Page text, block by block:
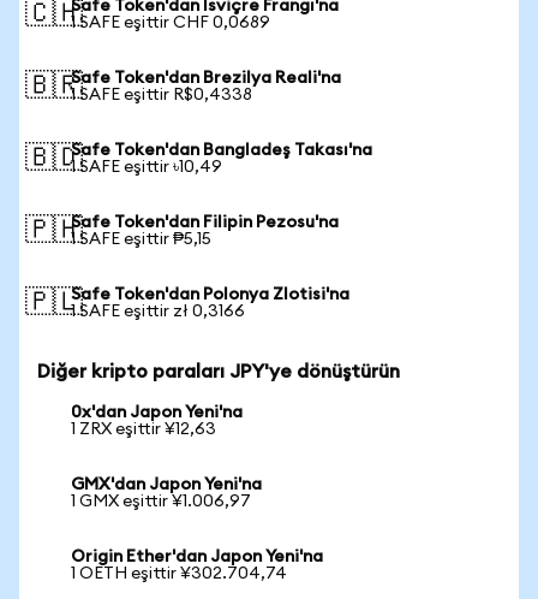
🇨🇭Safe Token'dan İsviçre Frangı'na
1 SAFE eşittir CHF 0,0689
🇧🇷Safe Token'dan Brezilya Reali'na
1 SAFE eşittir R$0,4338
🇧🇩Safe Token'dan Bangladeş Takası'na
1 SAFE eşittir ৳10,49
🇵🇭Safe Token'dan Filipin Pezosu'na
1 SAFE eşittir ₱5,15
🇵🇱Safe Token'dan Polonya Zlotisi'na
1 SAFE eşittir zł 0,3166
Diğer kripto paraları JPY'ye dönüştürün
0x'dan Japon Yeni'na
1 ZRX eşittir ¥12,63
GMX'dan Japon Yeni'na
1 GMX eşittir ¥1.006,97
Origin Ether'dan Japon Yeni'na
1 OETH eşittir ¥302.704,74